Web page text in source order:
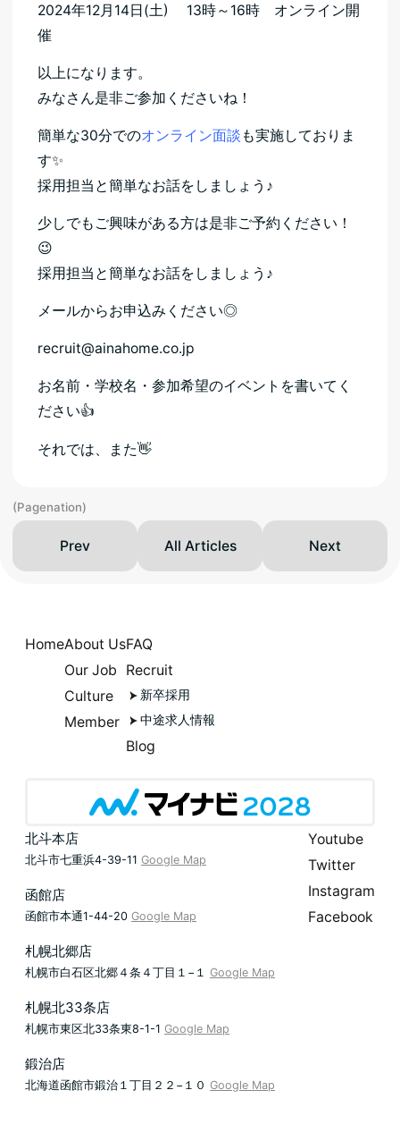
2024年12月14日(土) 13時～16時 オンライン開
催
以上になります。
みなさん是非ご参加くださいね！
簡単な30分でのオンライン面談 も実施しておりま
す✨
採用担当と簡単なお話をしましょう♪
少しでもご興味がある方は是非ご予約ください！
😉
採用担当と簡単なお話をしましょう♪
メールからお申込みください◎
recruit@ainahome.co.jp
お名前・学校名・参加希望のイベントを書いてく
ださい👍
それでは、また👋
(Pagenation)
Prev All Articles Next
HomeAbout Us
Our Job
Culture
Member
FAQ
Recruit
新卒採用
中途求人情報
Blog
北斗本店
北斗市七重浜4-39-11 Google Map
函館店
函館市本通1-44-20 Google Map
札幌北郷店
札幌市白石区北郷４条４丁目１−１ Google Map
札幌北33条店
札幌市東区北33条東8-1-1 Google Map
鍛治店
北海道函館市鍛治１丁目２２−１０ Google Map
Youtube
Twitter
Instagram
Facebook